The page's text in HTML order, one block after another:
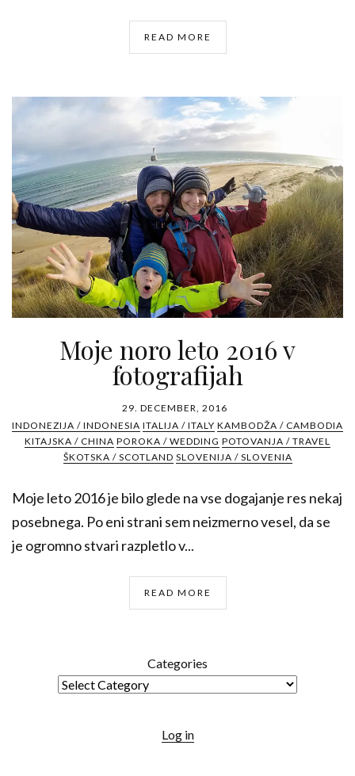
READ MORE
Moje noro leto 2016 v
fotografijah
29. DECEMBER, 2016
INDONEZIJA / INDONESIA ITALIJA / ITALY KAMBODŽA / CAMBODIA
KITAJSKA / CHINA POROKA / WEDDING POTOVANJA / TRAVEL
ŠKOTSKA / SCOTLAND SLOVENIJA / SLOVENIA
Moje leto 2016 je bilo glede na vse dogajanje res nekaj
posebnega. Po eni strani sem neizmerno vesel, da se
je ogromno stvari razpletlo v...
READ MORE
Categories
Log in